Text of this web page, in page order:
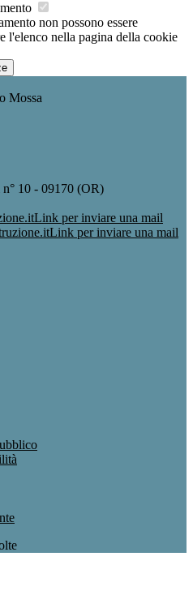
non possono essere
l'elenco nella pagina della cookie
Mossa
n° 10 - 09170 (OR)
Link per inviare una mail
Link per inviare una mail